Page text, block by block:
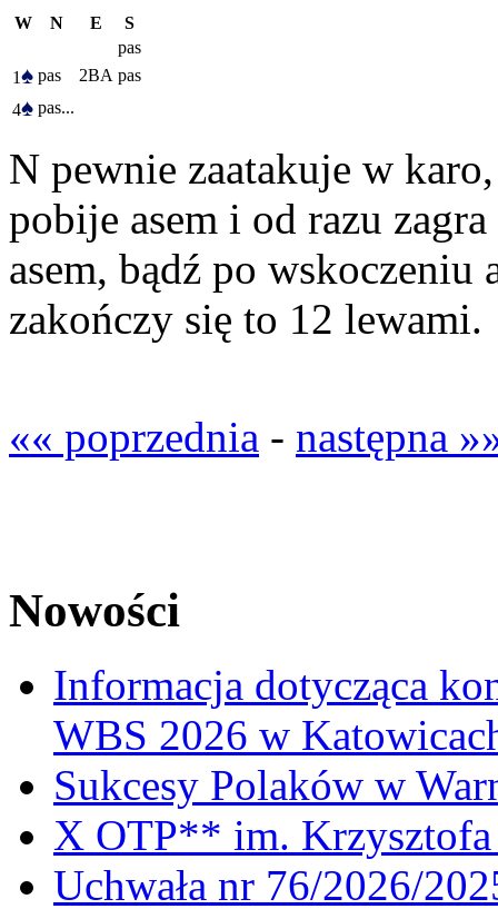
W N E
S
pas
1♠ pas 2BA pas
4♠ pas...
N pewnie zaatakuje w
pobije asem i od razu
asem, bądź po wskoczeniu
zakończy się to 12 lewami.
«« poprzednia - następna
Nowości
Informacja dotycząca
WBS 2026 w
Sukcesy Polaków w
X OTP** im. Krzysztofa
Uchwała nr 76/2026/